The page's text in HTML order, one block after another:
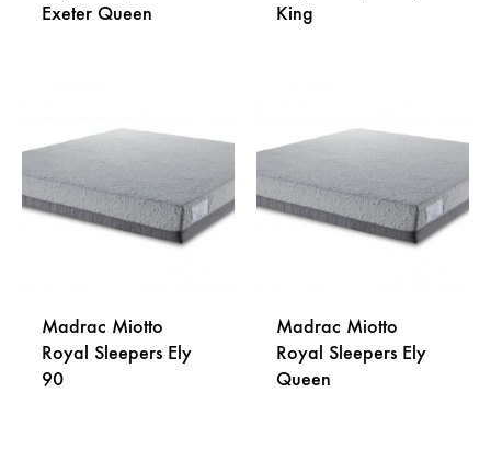
Exeter Queen
ŽELJA
King
ŽELJA
Madrac Miotto
Royal Sleepers Ely
90
Madrac Miotto
Royal Sleepers Ely
Queen